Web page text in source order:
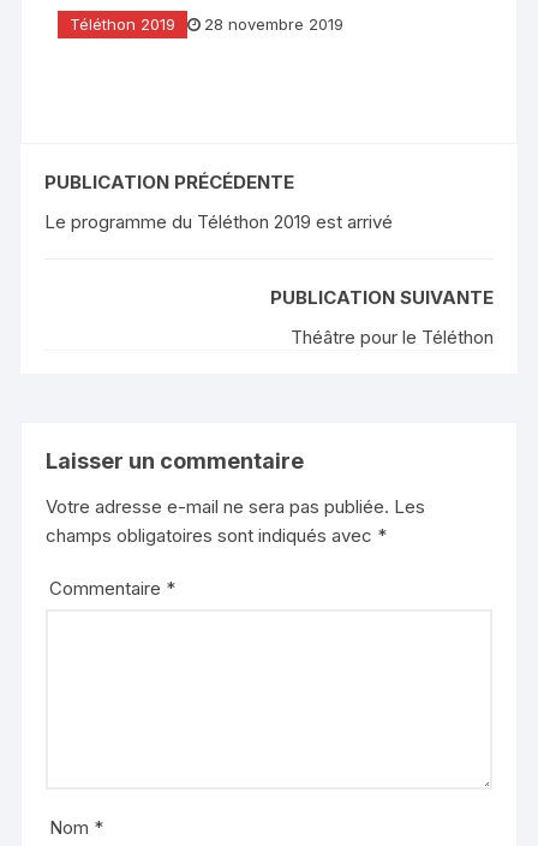
Téléthon 2019 28 novembre 2019
PUBLICATION PRÉCÉDENTE
Le programme du Téléthon 2019 est arrivé
PUBLICATION SUIVANTE
Théâtre pour le Téléthon
Laisser un commentaire
Votre adresse e-mail ne sera pas publiée. Les
champs obligatoires sont indiqués avec *
Commentaire *
Nom *